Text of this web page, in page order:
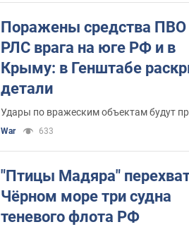
Поражены средства ПВО
РЛС врага на юге РФ и в
Крыму: в Генштабе
детали
Удары по вражеским объектам будут
War 633
"Птицы Мадяра"
Чёрном море три судна
теневого флота РФ